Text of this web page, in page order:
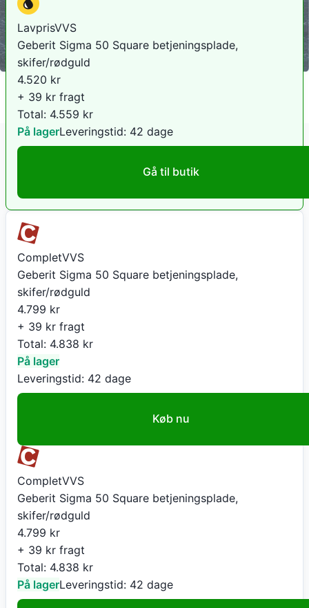
LavprisVVS
Geberit Sigma 50 Square betjeningsplade,
skifer/rødguld
4.520 kr
+ 39 kr fragt
Total: 4.559 kr
På lagerLeveringstid: 42 dage
Gå til butik
CompletVVS
Geberit Sigma 50 Square betjeningsplade,
skifer/rødguld
4.799 kr
+ 39 kr fragt
Total: 4.838 kr
På lager
Leveringstid: 42 dage
Køb nu
CompletVVS
Geberit Sigma 50 Square betjeningsplade,
skifer/rødguld
4.799 kr
+ 39 kr fragt
Total: 4.838 kr
På lagerLeveringstid: 42 dage